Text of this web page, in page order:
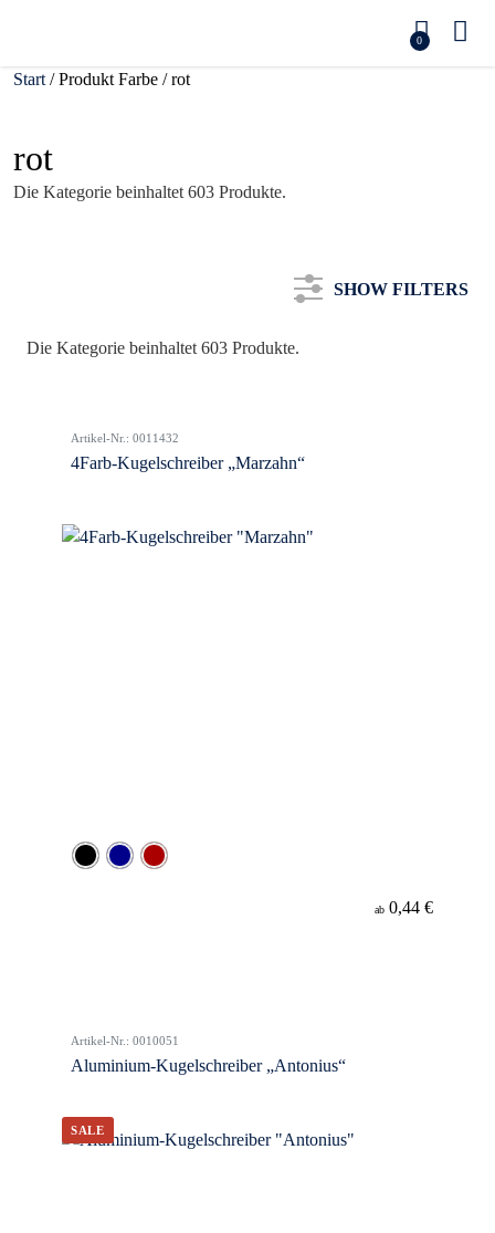
0
Start / Produkt Farbe / rot
rot
Die Kategorie beinhaltet 603 Produkte.
SHOW FILTERS
Farbe
Die Kategorie beinhaltet 603 Produkte.
Artikel-Nr.: 0011432
4Farb-Kugelschreiber „Marzahn“
ab 0,44 €
Artikel-Nr.: 0010051
Aluminium-Kugelschreiber „Antonius“